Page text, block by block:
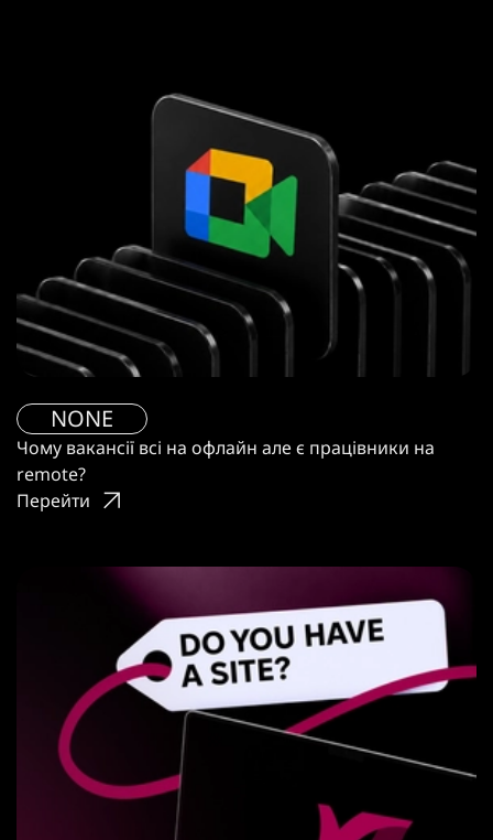
NONE
Чому вакансії всі на офлайн але є працівники на
remote?
Перейти